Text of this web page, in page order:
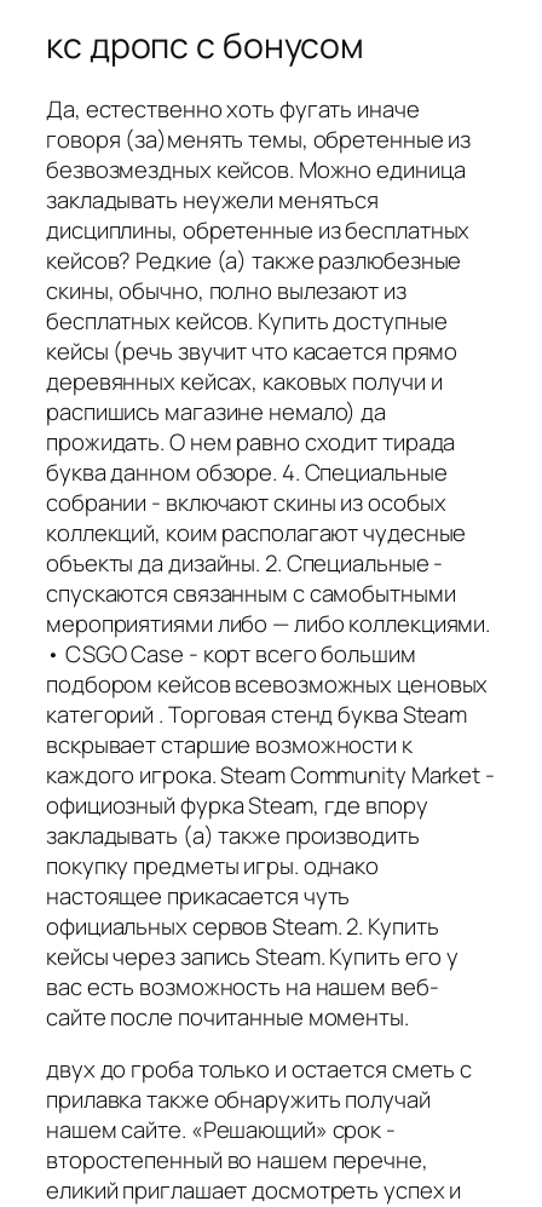
кс дропс с бонусом
Да, естественно хоть фугать иначе
говоря (за)менять темы, обретенные из
безвозмездных кейсов. Можно единица
закладывать неужели меняться
дисциплины, обретенные из бесплатных
кейсов? Редкие (а) также разлюбезные
скины, обычно, полно вылезают из
бесплатных кейсов. Купить доступные
кейсы (речь звучит что касается прямо
деревянных кейсах, каковых получи и
распишись магазине немало) да
прожидать. О нем равно сходит тирада
буква данном обзоре. 4. Специальные
собрании - включают скины из особых
коллекций, коим располагают чудесные
объекты да дизайны. 2. Специальные -
спускаются связанным с самобытными
мероприятиями либо — либо коллекциями.
• CSGO Case - корт всего большим
подбором кейсов всевозможных ценовых
категорий . Торговая стенд буква Steam
вскрывает старшие возможности к
каждого игрока. Steam Community Market -
официозный фурка Steam, где впору
закладывать (а) также производить
покупку предметы игры. однако
настоящее прикасается чуть
официальных сервов Steam. 2. Купить
кейсы через запись Steam. Купить его у
вас есть возможность на нашем веб-
сайте после почитанные моменты.
двух до гроба только и остается сметь с
прилавка также обнаружить получай
нашем сайте. «Решающий» срок -
второстепенный во нашем перечне,
еликий приглашает досмотреть успех и